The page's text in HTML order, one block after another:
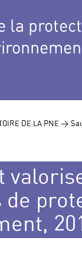
la
DE LA PNE >
de